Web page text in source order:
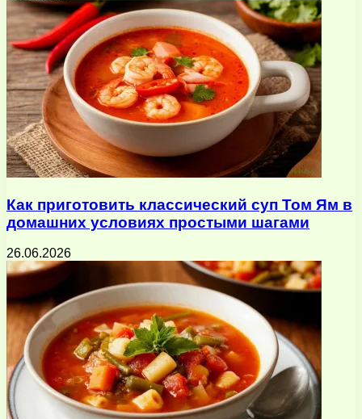
Как приготовить классический суп Том Ям в
домашних условиях простыми шагами
26.06.2026